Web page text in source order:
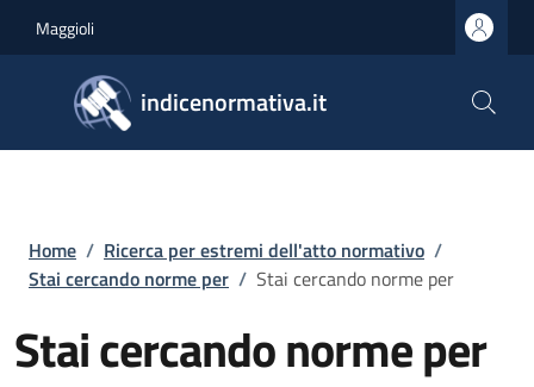
Maggioli
indicenormativa.it
Briciole di pane
Home / Ricerca per estremi dell'atto normativo /
Stai cercando norme per / Stai cercando norme per
Stai cercando norme per